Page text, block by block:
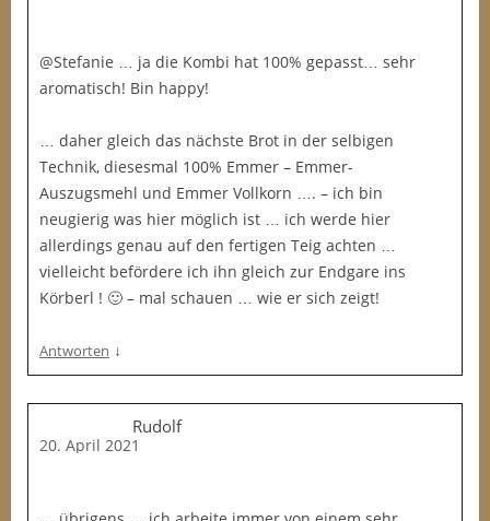
@Stefanie … ja die Kombi hat 100% gepasst… sehr
aromatisch! Bin happy!
… daher gleich das nächste Brot in der selbigen
Technik, diesesmal 100% Emmer – Emmer-
Auszugsmehl und Emmer Vollkorn …. – ich bin
neugierig was hier möglich ist … ich werde hier
allerdings genau auf den fertigen Teig achten …
vielleicht befördere ich ihn gleich zur Endgare ins
Körberl ! 🙂 – mal schauen … wie er sich zeigt!
Antworten ↓
Rudolf
20. April 2021